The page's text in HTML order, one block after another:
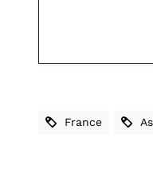
France